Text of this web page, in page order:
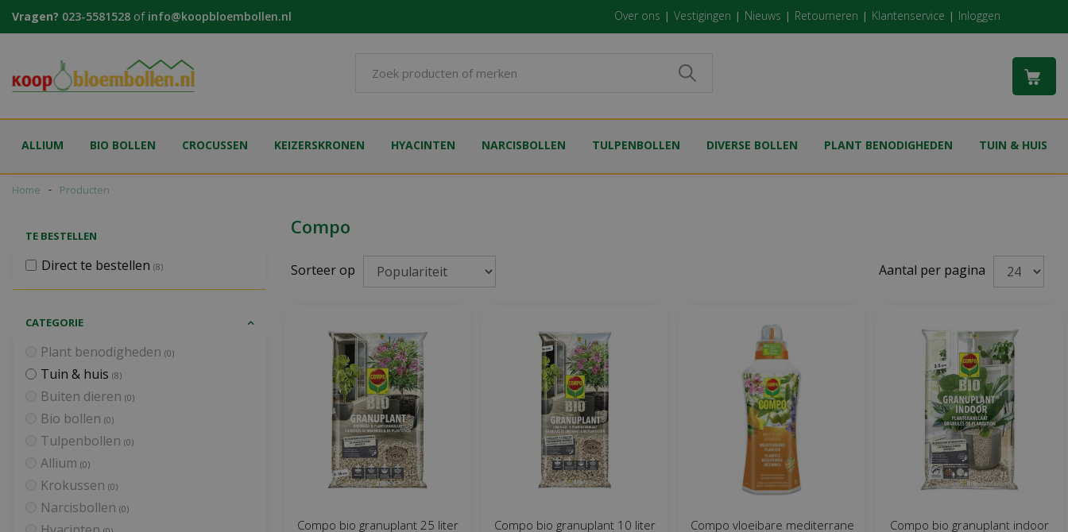
naar
Home Producten
Vragen? 023-5581528 of info@koopbloembollen.nl Over ons Vestigingen Nieuws Retourneren Klantenservice Inloggen
ALLIUM BIO BOLLEN CROCUSSEN KEIZERSKRONEN HYACINTEN NARCISBOLLEN TULPENBOLLEN DIVERSE BOLLEN PLANT BENODIGHEDEN TUIN & HUIS
Compo
Aantal per pagina
Sorteer op
Compo bio granuplant 25 liter Compo bio granuplant 10 liter
Compo vloeibare mediterrane
Compo bio granuplant indoor
TE BESTELLEN
Direct te bestellen (8)
CATEGORIE
Plant benodigheden (0)
Tuin & huis (8)
Buiten dieren (0)
Bio bollen (0)
Tulpenbollen (0)
Allium (0)
Krokussen (0)
Narcisbollen (0)